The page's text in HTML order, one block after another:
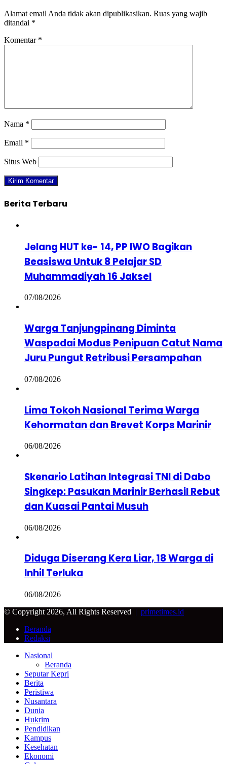
Alamat email Anda tidak akan dipublikasikan. Ruas yang wajib
ditandai *
Komentar *
Nama *
Email *
Situs Web
Berita Terbaru
Jelang HUT ke- 14, PP IWO Bagikan
Beasiswa Untuk 8 Pelajar SD
Muhammadiyah 16 Jaksel
07/08/2026
Warga Tanjungpinang Diminta
Waspadai Modus Penipuan Catut Nama
Juru Pungut Retribusi Persampahan
07/08/2026
Lima Tokoh Nasional Terima Warga
Kehormatan dan Brevet Korps Marinir
06/08/2026
Skenario Latihan Integrasi TNI di Dabo
Singkep: Pasukan Marinir Berhasil Rebut
dan Kuasai Pantai Musuh
06/08/2026
Diduga Diserang Kera Liar, 18 Warga di
Inhil Terluka
06/08/2026
© Copyright 2026, All Rights Reserved | primetimes.id
Beranda
Redaksi
Facebook
Twitter
Google+
WhatsApp
Telegram
Back
button
Close
Nasional
Beranda
Seputar Kepri
Berita
Peristiwa
Nusantara
Dunia
Hukrim
Pendidikan
Kampus
Kesehatan
Ekonomi